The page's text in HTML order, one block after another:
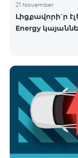
21 November
Լիցքավորի՛ր
Energy